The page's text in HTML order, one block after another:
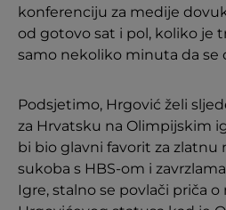
konferenciju za medije
od gotovo sat i pol, koliko je
samo nekoliko minuta da se
Podsjetimo, Hrgović želi
za Hrvatsku na Olimpijskim
bi bio glavni favorit za zlatnu
sukoba s HBS-om i
Igre, stalno se povlači priča